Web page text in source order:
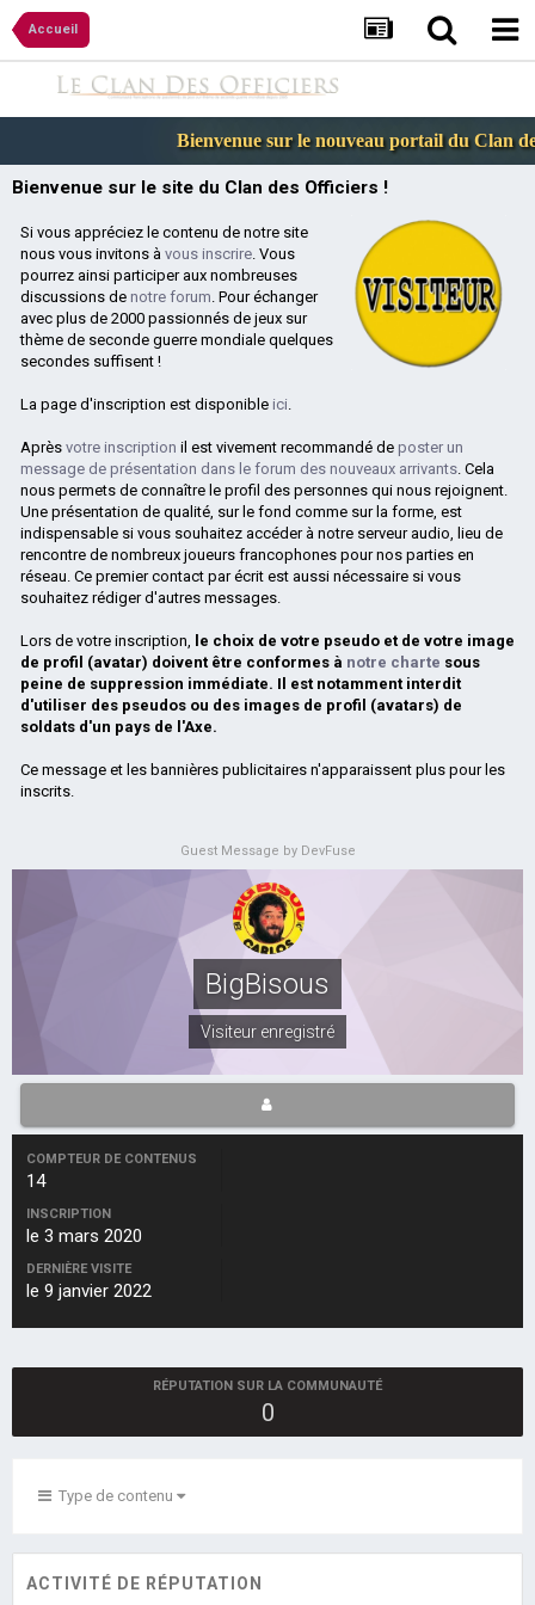
Accueil
Bienvenue sur le nouveau portail du Clan
Bienvenue sur le site du Clan des Officiers !
Si vous appréciez le contenu de notre site
nous vous invitons à vous inscrire. Vous
pourrez ainsi participer aux nombreuses
discussions de notre forum. Pour échanger
avec plus de 2000 passionnés de jeux sur
thème de seconde guerre mondiale quelques
secondes suffisent !
La page d'inscription est disponible ici.
Après votre inscription il est vivement recommandé de poster un
message de présentation dans le forum des nouveaux arrivants. Cela
nous permets de connaître le profil des personnes qui nous rejoignent.
Une présentation de qualité, sur le fond comme sur la forme, est
indispensable si vous souhaitez accéder à notre serveur audio, lieu de
rencontre de nombreux joueurs francophones pour nos parties en
réseau. Ce premier contact par écrit est aussi nécessaire si vous
souhaitez rédiger d'autres messages.
Lors de votre inscription, le choix de votre pseudo et de votre image
de profil (avatar) doivent être conformes à notre charte sous
peine de suppression immédiate. Il est notamment interdit
d'utiliser des pseudos ou des images de profil (avatars) de
soldats d'un pays de l'Axe.
Ce message et les bannières publicitaires n'apparaissent plus pour les
inscrits.
Guest Message by DevFuse
BigBisous
Visiteur enregistré
COMPTEUR DE CONTENUS
14
INSCRIPTION
le 3 mars 2020
DERNIÈRE VISITE
le 9 janvier 2022
RÉPUTATION SUR LA COMMUNAUTÉ
0
Type de contenu
ACTIVITÉ DE RÉPUTATION